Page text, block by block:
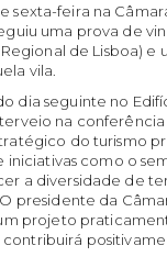
sexta-feira na
uma prova de
de Lisboa)
vila.
dia seguinte no
na
do turismo
como o
a diversidade de
presidente da
projeto